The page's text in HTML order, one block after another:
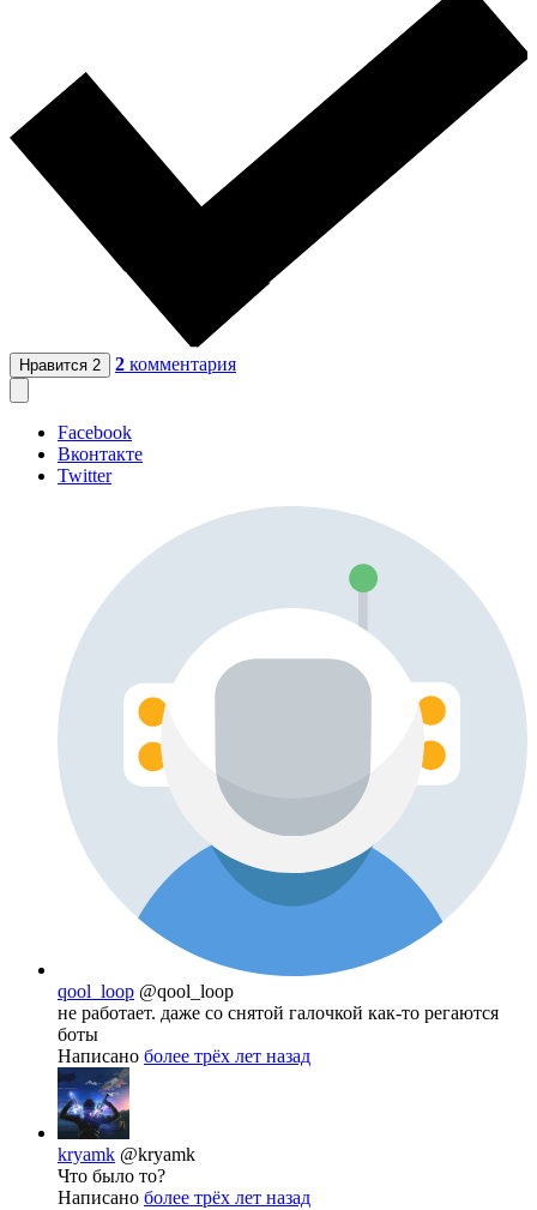
Нравится 2 2 комментария
Facebook
Вконтакте
Twitter
qool_loop @qool_loop
не работает. даже со снятой галочкой как-то регаются
боты
Написано более трёх лет назад
kryamk @kryamk
Что было то?
Написано более трёх лет назад